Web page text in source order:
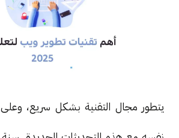
يتطور مجال التقنية بشكل سريع،